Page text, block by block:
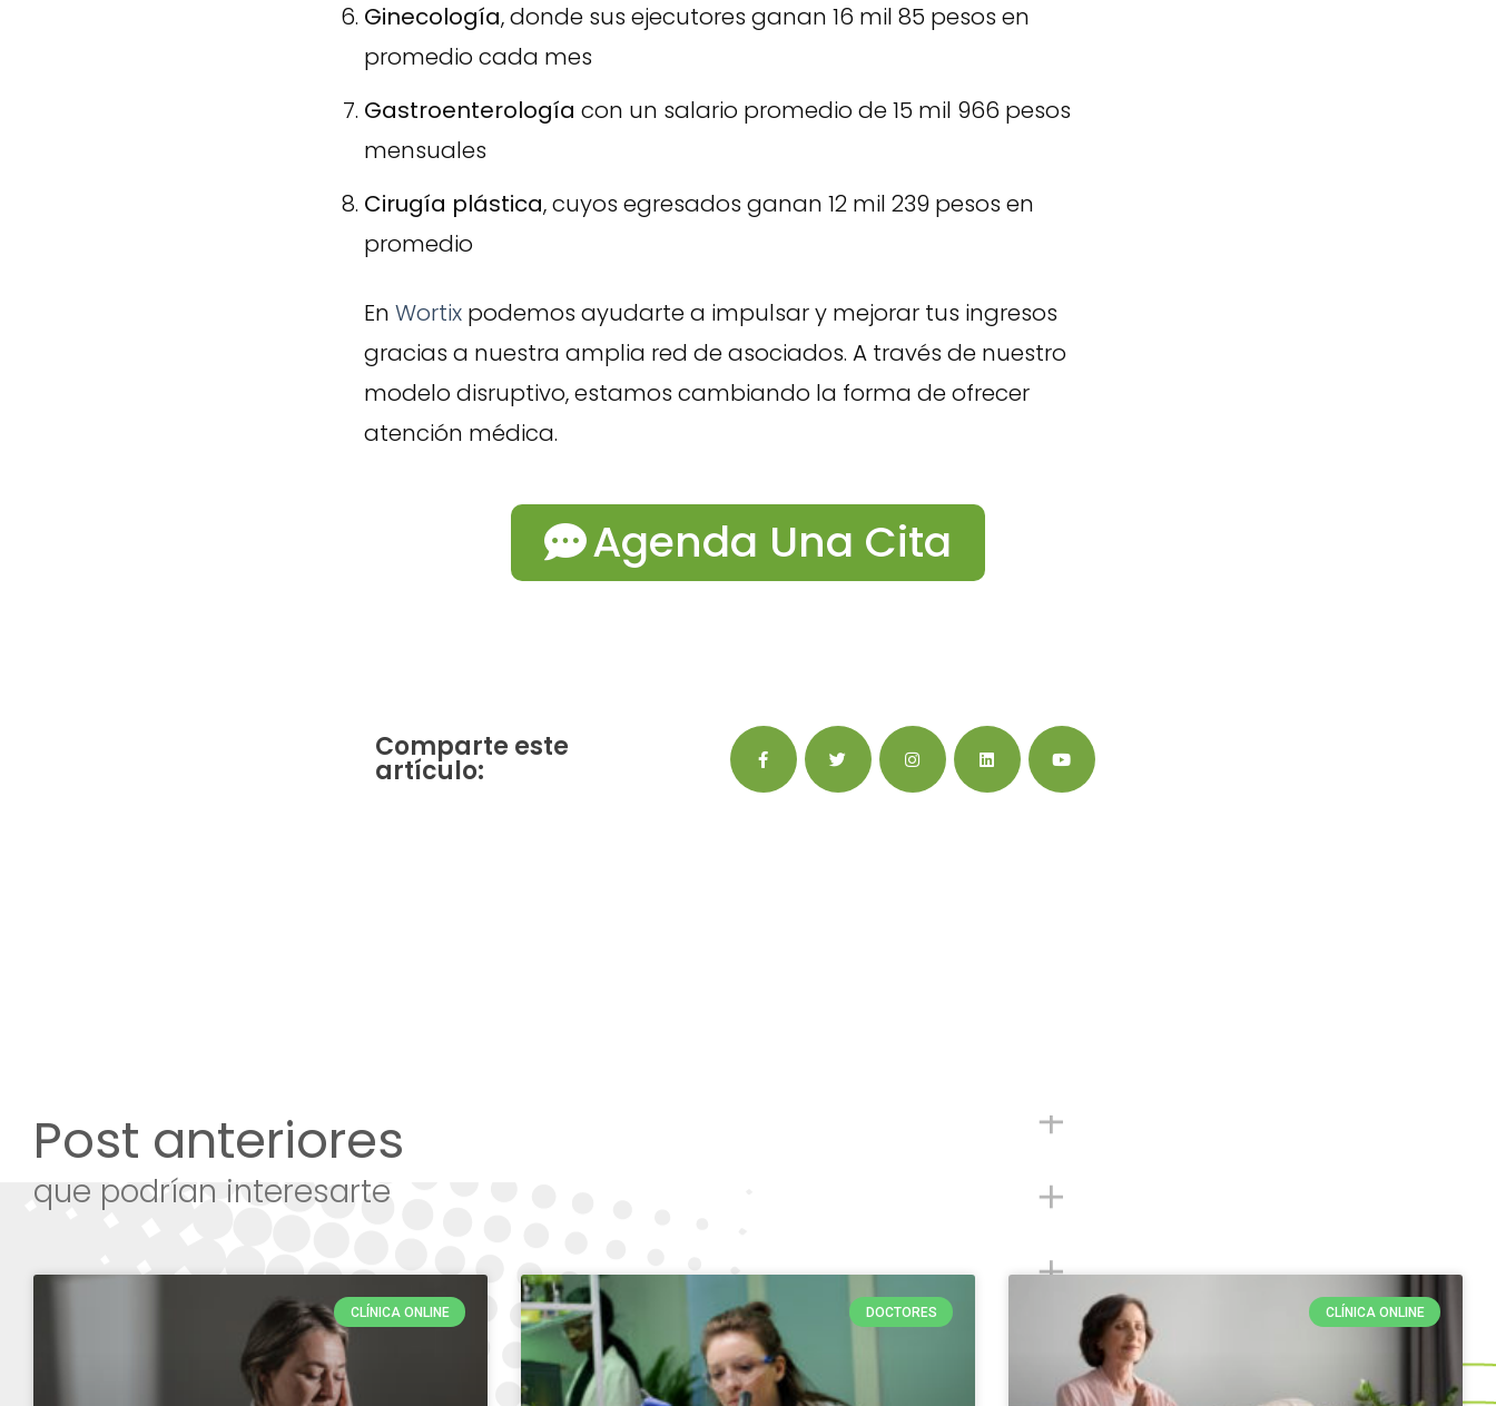
Ginecología, donde sus ejecutores ganan 16 mil 85 pesos en
promedio cada mes
Gastroenterología con un salario promedio de 15 mil 966 pesos
mensuales
Cirugía plástica, cuyos egresados ganan 12 mil 239 pesos en
promedio
En Wortixpodemos ayudarte a impulsar y mejorar tus ingresos
gracias a nuestra amplia red de asociados. A través de nuestro
modelo disruptivo, estamos cambiando la forma de ofrecer
atención médica.
Agenda Una Cita
Comparte este
artículo:
Post anteriores
que podrían interesarte
CLÍNICA ONLINE DOCTORES CLÍNICA ONLINE